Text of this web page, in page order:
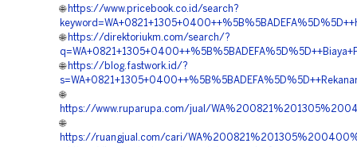
🌐 https://www.pricebook.co.id/search?
🌐 https://direktoriukm.com/search/?
🌐 https://blog.fastwork.id/?
🌐
https://www.ruparupa.com/jual/
🌐
https://ruangjual.com/cari/